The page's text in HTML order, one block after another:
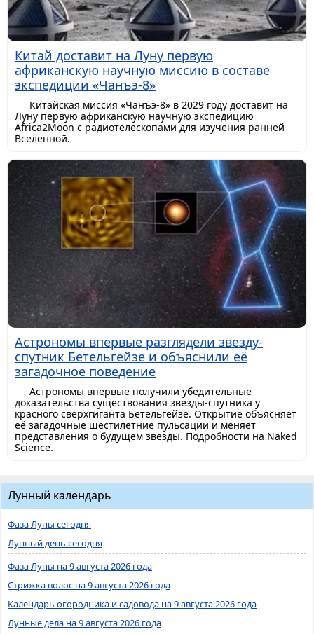
Китай доставит на Луну первую
африканскую научную миссию в составе
экспедиции «Чанъэ-8»
Китайская миссия «Чанъэ-8» в 2029 году доставит на
Луну первую африканскую научную экспедицию
Africa2Moon с радиотелескопами для изучения ранней
Вселенной.
Астрономы впервые разглядели звезду-
спутник Бетельгейзе и объяснили её
загадочное поведение
Астрономы впервые получили убедительные
доказательства существования звезды-спутника у
красного сверхгиганта Бетельгейзе. Открытие объясняет
её загадочные шестилетние пульсации и меняет
представления о будущем звезды. Подробности на Naked
Science.
Лунный календарь
Фаза Луны сегодня
Лунный день сегодня
Фаза Луны на 9 августа 2026 года
Стрижка волос на 9 августа 2026 года
Календарь огородника и садовода на 9 августа 2026 года
Лунные дела на 9 августа 2026 года